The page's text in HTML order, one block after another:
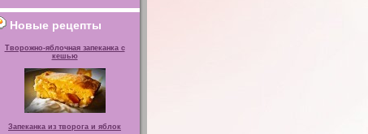
Новые рецепты
Творожно-яблочная запеканка с
кешью
Запеканка из творога и яблок